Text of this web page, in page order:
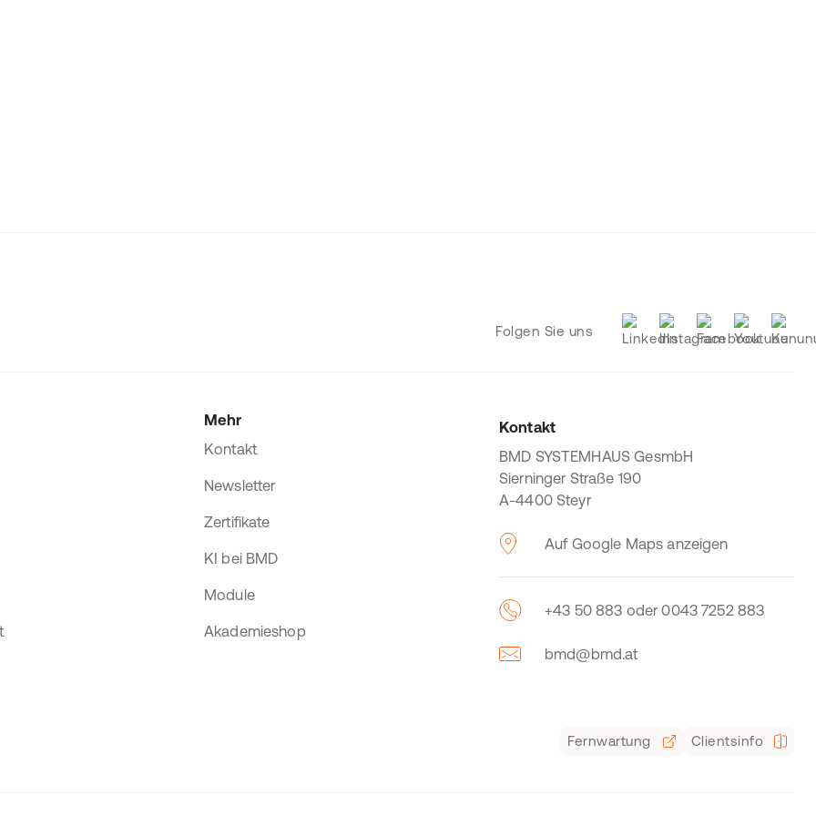
Folgen Sie uns
Mehr
Kontakt
Newsletter
Zertifikate
KI bei BMD
Module
Akademieshop
Kontakt
BMD SYSTEMHAUS GesmbH
Sierninger Straße 190
A-4400 Steyr
Auf Google Maps anzeigen
+43 50 883 oder 0043 7252 883
bmd@bmd.at
Fernwartung Clientsinfo